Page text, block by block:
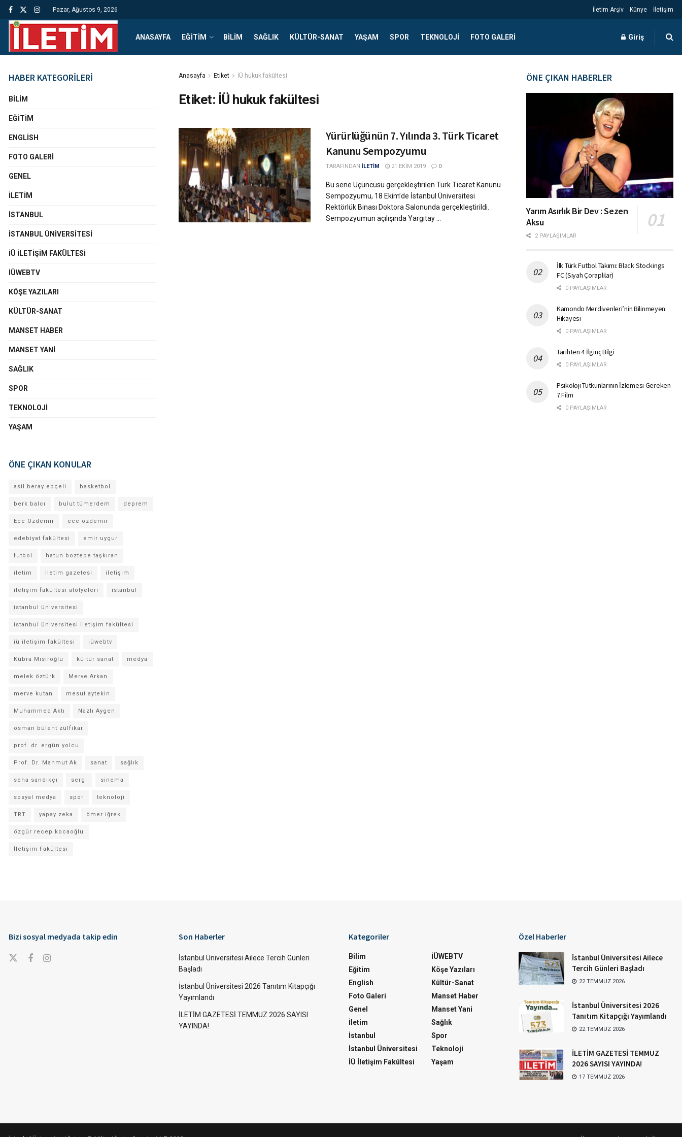
Pazar, Ağustos 9, 2026 İletim Arşiv Künye İletişim
ANASAYFA EĞITIM BILIM SAĞLIK KÜLTÜR-SANAT YAŞAM SPOR TEKNOLOJI FOTO GALERI Giriş
Anasayfa Etiket İÜ hukuk fakültesi
Etiket: İÜ hukuk fakültesi
Yürürlüğünün 7. Yılında 3. Türk Ticaret
Kanunu Sempozyumu
TARAFINDAN İLETİM 21 EKIM 2019 0
Bu sene Üçüncüsü gerçekleştirilen Türk Ticaret Kanunu
Sempozyumu, 18 Ekim’de İstanbul Üniversitesi
Rektörlük Binası Doktora Salonunda gerçekleştirildi.
Sempozyumun açılışında Yargıtay ...
HABER KATEGORİLERİ
BILIM
EĞITIM
ENGLISH
FOTO GALERI
GENEL
İLETIM
İSTANBUL
İSTANBUL ÜNIVERSITESI
İÜ İLETIŞIM FAKÜLTESI
İÜWEBTV
KÖŞE YAZILARI
KÜLTÜR-SANAT
MANSET HABER
MANSET YANI
SAĞLIK
SPOR
TEKNOLOJI
YAŞAM
ÖNE ÇIKAN KONULAR
asil beray epçeli basketbol
berk balcı bulut tümerdem deprem
Ece Özdemir ece özdemir
edebiyat fakültesi emir uygur
futbol hatun boztepe taşkıran
iletim iletim gazetesi iletişim
iletişim fakültesi atölyeleri istanbul
istanbul üniversitesi
istanbul üniversitesi iletişim fakültesi
iü iletişim fakültesi iüwebtv
Kübra Mısıroğlu kültür sanat medya
melek öztürk Merve Arkan
merve kutan mesut aytekin
Muhammed Aktı Nazlı Aygen
osman bülent zülfikar
prof. dr. ergün yolcu
Prof. Dr. Mahmut Ak sanat sağlık
sena sandıkçı sergi sinema
sosyal medya spor teknoloji
TRT yapay zeka ömer iğrek
özgür recep kocaoğlu
İletişim Fakültesi
ÖNE ÇIKAN HABERLER
Yarım Asırlık Bir Dev : Sezen
Aksu
2 PAYLAŞIMLAR
İlk Türk Futbol Takımı: Black Stockings
FC (Siyah Çoraplılar)
0 PAYLAŞIMLAR
Kamondo Merdivenleri’nin Bilinmeyen
Hikayesi
0 PAYLAŞIMLAR
Tarihten 4 İlginç Bilgi
0 PAYLAŞIMLAR
Psikoloji Tutkunlarının İzlemesi Gereken
7 Film
0 PAYLAŞIMLAR
Bizi sosyal medyada takip edin Son Haberler
İstanbul Üniversitesi Ailece Tercih Günleri
Başladı
İstanbul Üniversitesi 2026 Tanıtım Kitapçığı
Yayımlandı
İLETİM GAZETESİ TEMMUZ 2026 SAYISI
YAYINDA!
Kategoriler
Bilim
Eğitim
English
Foto Galeri
Genel
İletim
İstanbul
İstanbul Üniversitesi
İÜ İletişim Fakültesi
İÜWEBTV
Köşe Yazıları
Kültür-Sanat
Manset Haber
Manset Yani
Sağlık
Spor
Teknoloji
Yaşam
Özel Haberler
İstanbul Üniversitesi Ailece
Tercih Günleri Başladı
22 TEMMUZ 2026
İstanbul Üniversitesi 2026
Tanıtım Kitapçığı Yayımlandı
22 TEMMUZ 2026
İLETİM GAZETESİ TEMMUZ
2026 SAYISI YAYINDA!
17 TEMMUZ 2026